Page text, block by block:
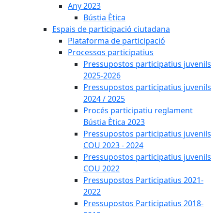
Any 2023
Bústia Ètica
Espais de participació ciutadana
Plataforma de participació
Processos participatius
Pressupostos participatius juvenils
2025-2026
Pressupostos participatius juvenils
2024 / 2025
Procés participatiu reglament
Bústia Ètica 2023
Pressupostos participatius juvenils
COU 2023 - 2024
Pressupostos participatius juvenils
COU 2022
Pressupostos Participatius 2021-
2022
Pressupostos Participatius 2018-